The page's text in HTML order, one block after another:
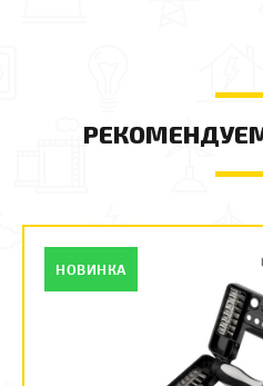
НОВИНКА